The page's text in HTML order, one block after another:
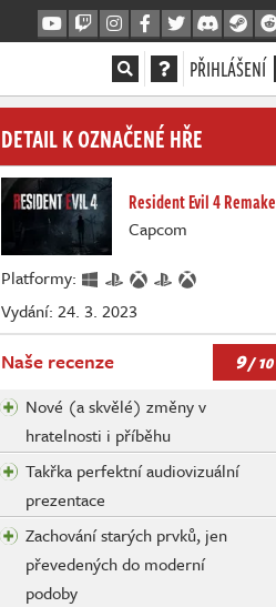
PŘIHLÁŠENÍ
DETAIL K OZNAČENÉ HŘE
Resident Evil 4 Remake
Capcom
Platformy:
Vydání: 24. 3. 2023
Naše recenze 9/ 10
Nové (a skvělé) změny v
hratelnosti i příběhu
Takřka perfektní audiovizuální
prezentace
Zachování starých prvků, jen
převedených do moderní
podoby